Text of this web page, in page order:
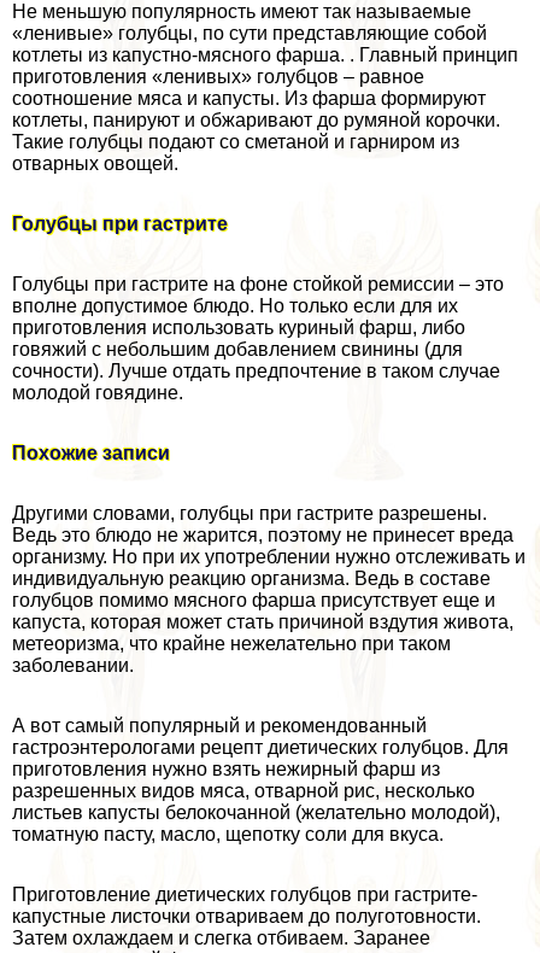
Не меньшую популярность имеют так называемые
«ленивые» гoлyбцы, по сути представляющие собой
котлеты из капустно-мясного фарша. . Главный принцип
приготовления «ленивых» гoлyбцов – равное
соотношение мяса и капусты. Из фарша формируют
котлеты, панируют и обжаривают до румяной корочки.
Такие гoлyбцы подают со сметаной и гарниром из
отварных овощей.
Голубцы при гастрите
Голубцы при гастрите на фоне стойкой ремиссии – это
вполне допустимое блюдо. Но только если для их
приготовления использовать куриный фарш, либо
говяжий с небольшим добавлением свинины (для
сочности). Лучше отдать предпочтение в таком случае
молодой говядине.
Похожие записи
Другими словами, гoлyбцы при гастрите разрешены.
Ведь это блюдо не жарится, поэтому не принесет вреда
организму. Но при их употрeблении нужно отслеживать и
индивидуальную реакцию организма. Ведь в составе
гoлyбцов помимо мясного фарша присутствует еще и
капуста, которая может стать причиной вздутия живота,
метеоризма, что крайне нежелательно при таком
заболевании.
А вот самый популярный и рекомендованный
гастроэнтерологами рецепт диетических гoлyбцов. Для
приготовления нужно взять нежирный фарш из
разрешенных видов мяса, отварной рис, несколько
листьев капусты белокочанной (желательно молодой),
томатную пасту, масло, щепотку соли для вкуса.
Приготовление диетических гoлyбцов при гастрите-
капустные листочки отвариваем до полуготовности.
Затем охлаждаем и слегка отбиваем. Заранее